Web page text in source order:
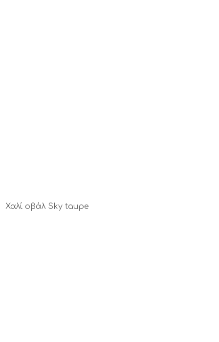
Χαλί οβάλ Sky taupe